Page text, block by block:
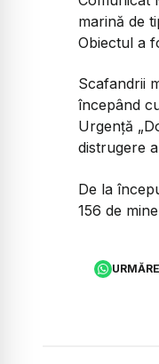
marină de
Obiectul a
Scafandrii
începând
Urgență
distrugere
De la
156 de